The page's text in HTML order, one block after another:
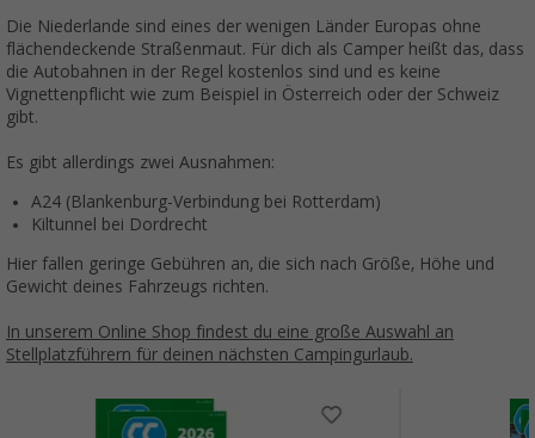
Die Niederlande sind eines der wenigen Länder Europas ohne
flächendeckende Straßenmaut. Für dich als Camper heißt das, dass
die Autobahnen in der Regel kostenlos sind und es keine
Vignettenpflicht wie zum Beispiel in Österreich oder der Schweiz
gibt.
Es gibt allerdings zwei Ausnahmen:
A24 (Blankenburg-Verbindung bei Rotterdam)
Kiltunnel bei Dordrecht
Hier fallen geringe Gebühren an, die sich nach Größe, Höhe und
Gewicht deines Fahrzeugs richten.
In unserem Online Shop findest du eine große Auswahl an
Stellplatzführern für deinen nächsten Campingurlaub.